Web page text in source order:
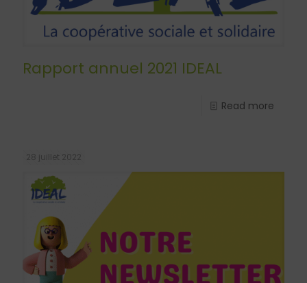
Rapport annuel 2021 IDEAL
Read more
28 juillet 2022